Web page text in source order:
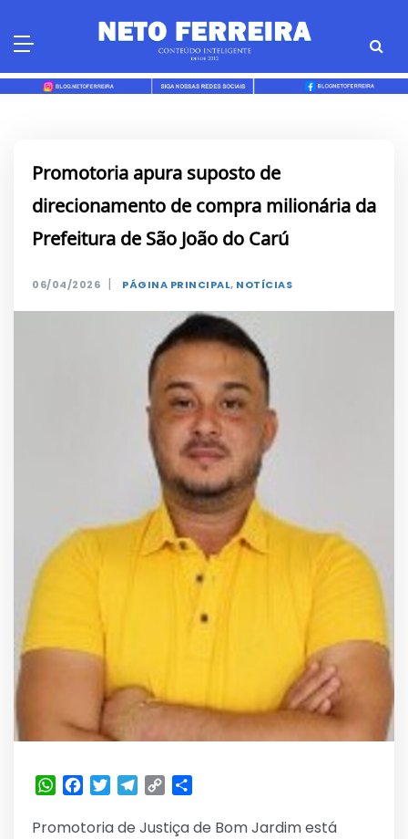
Promotoria apura suposto de
direcionamento de compra milionária da
Prefeitura de São João do Carú
06/04/2026 | PÁGINA PRINCIPAL, NOTÍCIAS
WhatsApp
Facebook
TwitterTelegram
Copy
Promotoria de Justiça de Bom Jardim está